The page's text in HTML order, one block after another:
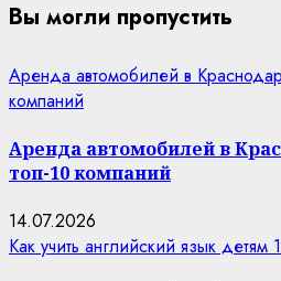
Вы могли пропустить
Аренда автомобилей в
компаний
Аренда автомобилей в
топ-10 компаний
14.07.2026
Как учить английский язык детям